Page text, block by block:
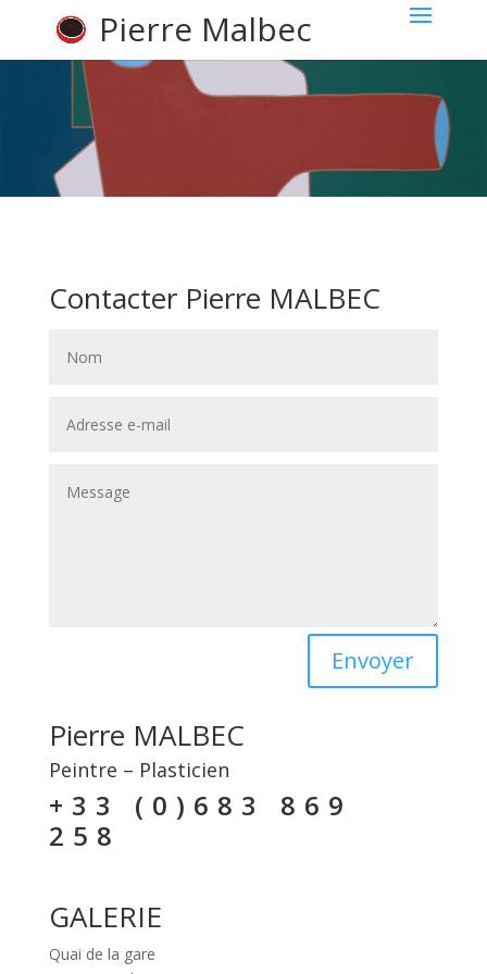
Pierre Malbec
Contacter Pierre MALBEC
Envoyer
Pierre MALBEC
Peintre – Plasticien
+33 (0)683 869
258
GALERIE
Quai de la gare